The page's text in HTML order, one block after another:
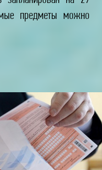
предметы можно